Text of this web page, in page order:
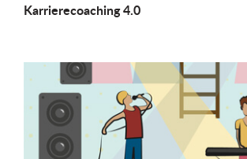
Karriere­coaching 4.0